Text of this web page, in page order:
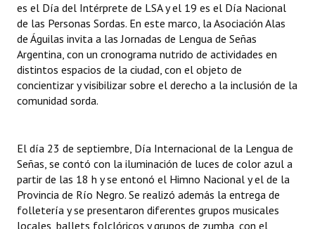
es el Día del Intérprete de LSA y el 19 es el Día Nacional
de las Personas Sordas. En este marco, la Asociación Alas
de Águilas invita a las Jornadas de Lengua de Señas
Argentina, con un cronograma nutrido de actividades en
distintos espacios de la ciudad, con el objeto de
concientizar y visibilizar sobre el derecho a la inclusión de la
comunidad sorda.
El día 23 de septiembre, Día Internacional de la Lengua de
Señas, se contó con la iluminación de luces de color azul a
partir de las 18 h y se entonó el Himno Nacional y el de la
Provincia de Río Negro. Se realizó además la entrega de
folletería y se presentaron diferentes grupos musicales
locales, ballets folclóricos y grupos de zumba, con el